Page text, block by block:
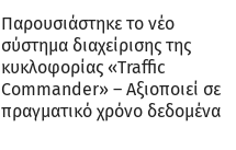
Παρουσιάστηκε το νέο
σύστημα διαχείρισης της
κυκλοφορίας «Traffic
Commander» – Αξιοποιεί σε
πραγματικό χρόνο δεδομένα